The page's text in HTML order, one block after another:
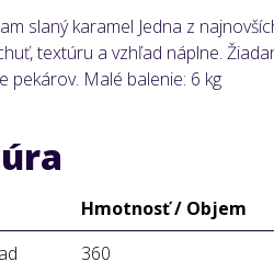
slaný karamel Jedna z
textúru a vzhľad náplne.
pekárov. Malé balenie: 6 kg
Hmotnosť / Objem
360